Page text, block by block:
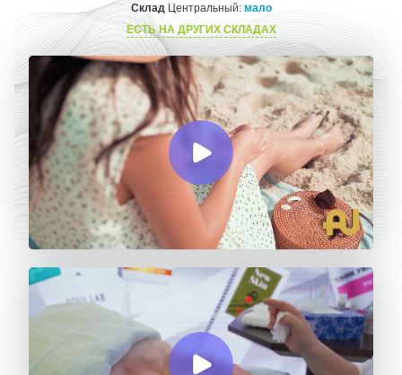
СкладЦентральный: мало
ЕСТЬ НА ДРУГИХ СКЛАДАХ